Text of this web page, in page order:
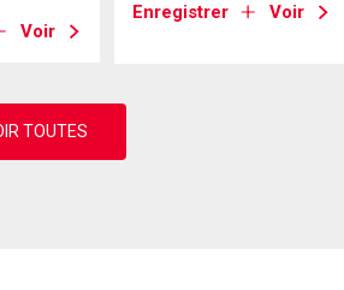
Voir
Enregistrer Voir